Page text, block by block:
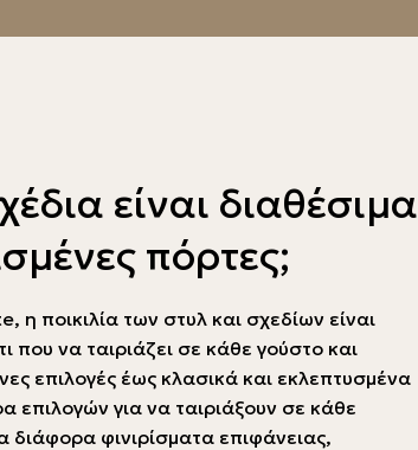
είναι διαθέσιμα
πόρτες;
ποικιλία των στυλ και σχεδίων είναι
να ταιριάζει σε κάθε γούστο και
επιλογές έως κλασικά και εκλεπτυσμένα
για να ταιριάξουν σε κάθε
διάφορα φινιρίσματα επιφάνειας,